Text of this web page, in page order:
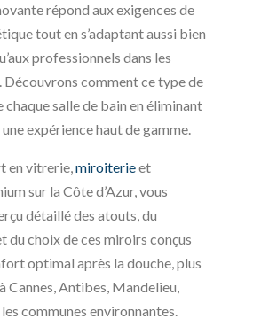
répond aux exigences de
tout en s’adaptant aussi bien
professionnels dans les
comment ce type de
salle de bain en éliminant
expérience haut de gamme.
en vitrerie,miroiterieet
sur la Côte d’Azur, vous
détaillé des atouts, du
du choix de ces miroirs conçus
optimal après la douche, plus
Cannes, Antibes, Mandelieu,
communes environnantes.